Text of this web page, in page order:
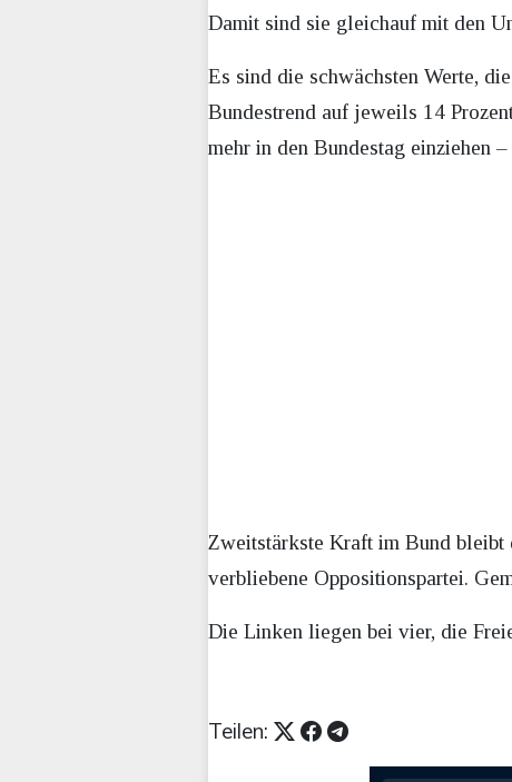
Damit sind sie gleichauf mit den
Es sind die schwächsten Werte,
Bundestrend auf jeweils 14
mehr in den Bundestag einziehen
Zweitstärkste Kraft im Bund bleibt
verbliebene Oppositionspartei.
Die Linken liegen bei vier, die
Teilen: